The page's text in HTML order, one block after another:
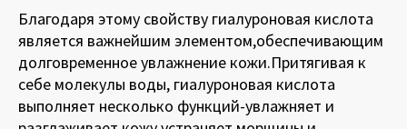
Благодаря этому свойству гиалуроновая кислота
является важнейшим элементом,обеспечивающим
долговременное увлажнение кожи.Притягивая к
себе молекулы воды, гиалуроновая кислота
выполняет несколько функций-увлажняет и